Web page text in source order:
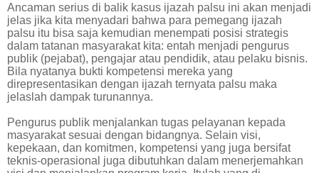
Ancaman serius di balik kasus ijazah palsu ini akan menjadi
jelas jika kita menyadari bahwa para pemegang ijazah
palsu itu bisa saja kemudian menempati posisi strategis
dalam tatanan masyarakat kita: entah menjadi pengurus
publik (pejabat), pengajar atau pendidik, atau pelaku bisnis.
Bila nyatanya bukti kompetensi mereka yang
direpresentasikan dengan ijazah ternyata palsu maka
jelaslah dampak turunannya.
Pengurus publik menjalankan tugas pelayanan kepada
masyarakat sesuai dengan bidangnya. Selain visi,
kepekaan, dan komitmen, kompetensi yang juga bersifat
teknis-operasional juga dibutuhkan dalam menerjemahkan